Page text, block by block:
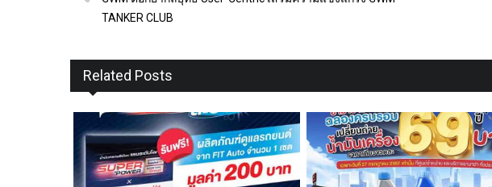
TANKER CLUB
Related Posts